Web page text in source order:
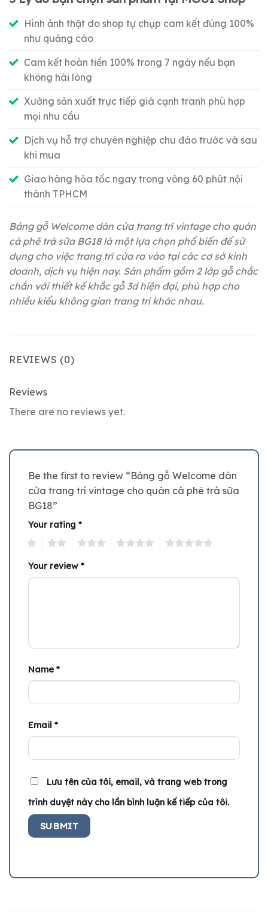
Hình ảnh thật do shop tự chụp cam kết đúng 100%
như quảng cáo
Cam kết hoàn tiền 100% trong 7 ngày nếu bạn
không hài lòng
Xưởng sản xuất trực tiếp giá cạnh tranh phù hợp
mọi nhu cầu
Dịch vụ hỗ trợ chuyên nghiệp chu đáo trước và sau
khi mua
Giao hàng hỏa tốc ngay trong vòng 60 phút nội
thành TPHCM
Bảng gỗ Welcome dán cửa trang trí vintage cho quán
cà phê trà sữa BG18 là một lựa chọn phổ biến để sử
dụng cho việc trang trí cửa ra vào tại các cơ sở kinh
doanh, dịch vụ hiện nay. Sản phẩm gồm 2 lớp gỗ chắc
chắn với thiết kế khắc gỗ 3d hiện đại, phù hợp cho
nhiều kiểu không gian trang trí khác nhau.
REVIEWS (0)
Reviews
There are no reviews yet.
Be the first to review “Bảng gỗ Welcome dán
cửa trang trí vintage cho quán cà phê trà sữa
BG18”
Your rating *
Your review *
Name *
Email *
Lưu tên của tôi, email, và trang web trong
trình duyệt này cho lần bình luận kế tiếp của tôi.